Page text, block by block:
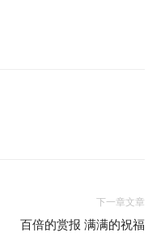
下一章文章
百倍的赏报 满满的祝福